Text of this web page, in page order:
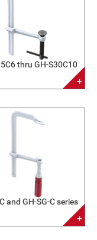
thru GH-S30C10
and GH-SG-C series